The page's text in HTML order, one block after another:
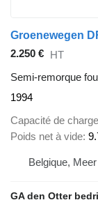
Groenewegen
2.250 € HT
Semi-remorque
1994
Capacité de charge
Poids net à vide
Belgique, Meer
GA den Otter